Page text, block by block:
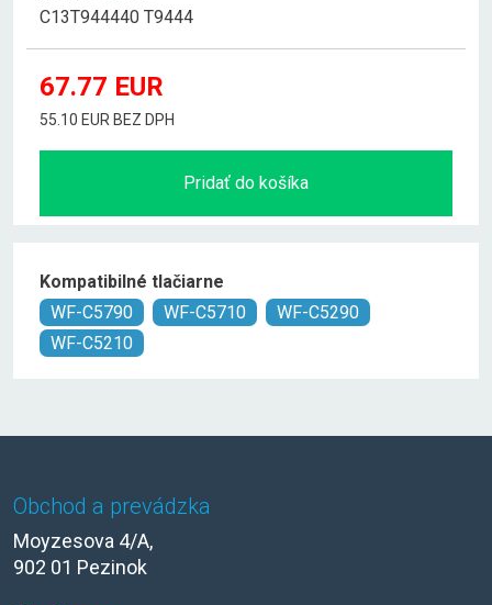
C13T944440 T9444
67.77 EUR
55.10 EUR BEZ DPH
Pridať do košíka
Kompatibilné tlačiarne
WF-C5790
WF-C5710
WF-C5290
WF-C5210
Obchod a prevádzka
Moyzesova 4/A,
902 01 Pezinok